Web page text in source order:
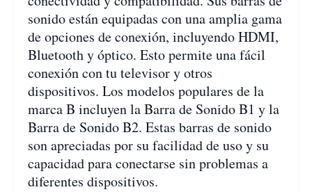
sonido están equipadas con una amplia gama
de opciones de conexión, incluyendo HDMI,
Bluetooth y óptico. Esto permite una fácil
conexión con tu televisor y otros
dispositivos. Los modelos populares de la
marca B incluyen la Barra de Sonido B1 y la
Barra de Sonido B2. Estas barras de sonido
son apreciadas por su facilidad de uso y su
capacidad para conectarse sin problemas a
diferentes dispositivos.